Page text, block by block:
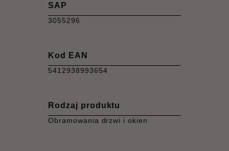
SAP
3055296
Kod EAN
5412938993654
Rodzaj produktu
Obramowania drzwi i okien